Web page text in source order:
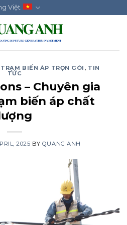
Việt
BIẾN ÁP TRỌN GÓI , TIN
TỨC
– Chuyên gia
biến áp chất
2025 BY QUANG ANH